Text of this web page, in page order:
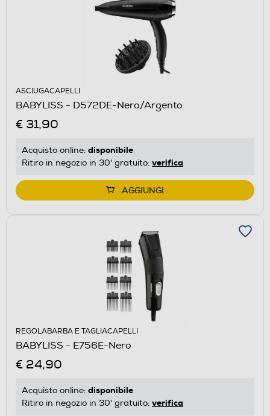
ASCIUGACAPELLI
BABYLISS - D572DE-Nero/Argento
€ 31,90
Acquisto online: disponibile
Ritiro in negozio in 30' gratuito: verifica
AGGIUNGI
REGOLABARBA E TAGLIACAPELLI
BABYLISS - E756E-Nero
€ 24,90
Acquisto online: disponibile
Ritiro in negozio in 30' gratuito: verifica